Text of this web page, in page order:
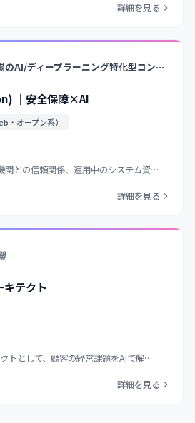
詳細を見る
グロース上場のAI/ディープラーニング特化型コンサル&開発企業/大手企業向けAIソリューションを多数提供/衛星画像解析等の独自プロダクト展開
｜安全保障×AI
・オープン系）
関との信頼関係、運用中のシステム資…
詳細を見る
キテクト
トとして、顧客の経営課題をAIで解…
詳細を見る